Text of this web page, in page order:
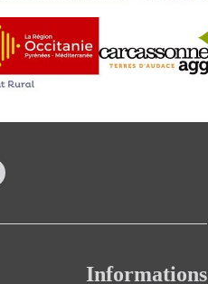
Informations